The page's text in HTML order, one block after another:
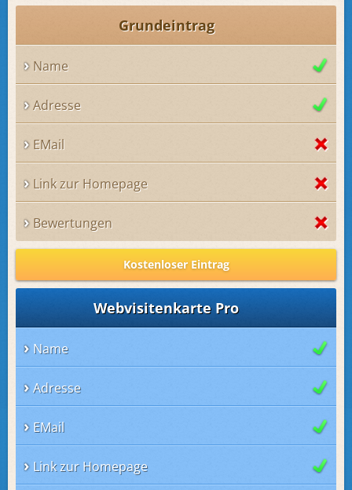
Grundeintrag
Name
Adresse
EMail
Link zur Homepage
Bewertungen
Kostenloser Eintrag
Webvisitenkarte Pro
Name
Adresse
EMail
Link zur Homepage